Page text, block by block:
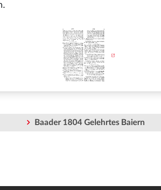
Baader 1804 Gelehrtes Baiern